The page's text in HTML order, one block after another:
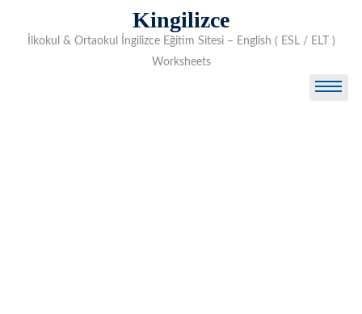
content
Kingilizce
İlkokul & Ortaokul İngilizce Eğitim Sitesi – English ( ESL / ELT )
Worksheets